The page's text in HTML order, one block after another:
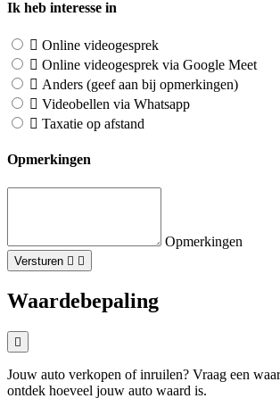
Ik heb interesse in
Online videogesprek
Online videogesprek via Google Meet
Anders (geef aan bij opmerkingen)
Videobellen via Whatsapp
Taxatie op afstand
Opmerkingen
Opmerkingen
Versturen
Waardebepaling
Jouw auto verkopen of inruilen? Vraag een
ontdek hoeveel jouw auto waard is.